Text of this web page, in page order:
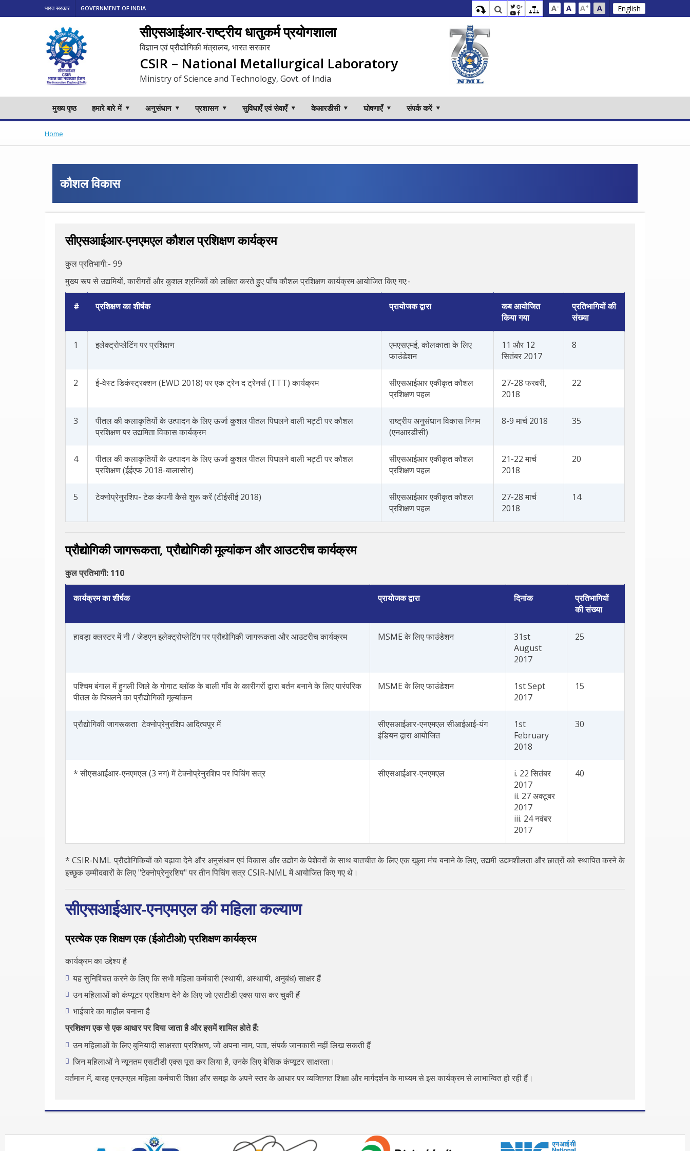
भारत सरकार GOVERNMENT OF INDIA A- A A+ A English
सीएसआईआर-राष्ट्रीय धातुकर्म प्रयोगशाला
विज्ञान एवं प्रौद्योगिकी मंत्रालय, भारत सरकार
CSIR – National Metallurgical Laboratory
Ministry of Science and Technology, Govt. of India
मुख्य पृष्ठ हमारे बारे में अनुसंधान प्रशासन सुविधाएँ एवं सेवाएँ केआरडीसी घोषणाएँ संपर्क करें
Home
कौशल विकास
सीएसआईआर-एनएमएल कौशल प्रशिक्षण कार्यक्रम
कुल प्रतिभागी:- 99
मुख्य रूप से उद्यमियों, कारीगरों और कुशल श्रमिकों को लक्षित करते हुए पाँच कौशल प्रशिक्षण कार्यक्रम आयोजित किए गए:-
# प्रशिक्षण का शीर्षक प्रायोजक द्वारा
कब आयोजित
किया गया
प्रतिभागियों की
संख्या
1 इलेक्ट्रोप्लेटिंग पर प्रशिक्षण
एमएसएमई, कोलकाता के लिए
फाउंडेशन
11 और 12
सितंबर 2017
8
2 ई-वेस्ट डिकंस्ट्रक्शन (EWD 2018) पर एक ट्रेन द ट्रेनर्स (TTT) कार्यक्रम
सीएसआईआर एकीकृत कौशल
प्रशिक्षण पहल
27-28 फरवरी,
2018
22
3
पीतल की कलाकृतियों के उत्पादन के लिए ऊर्जा कुशल पीतल पिघलने वाली भट्टी पर कौशल
प्रशिक्षण पर उद्यमिता विकास कार्यक्रम
राष्ट्रीय अनुसंधान विकास निगम
(एनआरडीसी)
8-9 मार्च 2018 35
4
पीतल की कलाकृतियों के उत्पादन के लिए ऊर्जा कुशल पीतल पिघलने वाली भट्टी पर कौशल
प्रशिक्षण (ईईएफ 2018-बालासोर)
सीएसआईआर एकीकृत कौशल
प्रशिक्षण पहल
21-22 मार्च
2018
20
5 टेक्नोप्रेनुरशिप- टेक कंपनी कैसे शुरू करें (टीईसीई 2018)
सीएसआईआर एकीकृत कौशल
प्रशिक्षण पहल
27-28 मार्च
2018
14
प्रौद्योगिकी जागरूकता, प्रौद्योगिकी मूल्यांकन और आउटरीच कार्यक्रम
कुल प्रतिभागी: 110
कार्यक्रम का शीर्षक प्रायोजक द्वारा दिनांक
प्रतिभागियों
की संख्या
हावड़ा क्लस्टर में नी / जेडएन इलेक्ट्रोप्लेटिंग पर प्रौद्योगिकी जागरूकता और आउटरीच कार्यक्रम MSME के लिए फाउंडेशन
31st
August
2017
25
पश्चिम बंगाल में हुगली जिले के गोगाट ब्लॉक के बाली गाँव के कारीगरों द्वारा बर्तन बनाने के लिए पारंपरिक
पीतल के पिघलने का प्रौद्योगिकी मूल्यांकन
MSME के लिए फाउंडेशन
1st Sept
2017
15
प्रौद्योगिकी जागरूकता टेक्नोप्रेनुरशिप आदित्यपुर में
सीएसआईआर-एनएमएल सीआईआई-यंग
इंडियन द्वारा आयोजित
1st
February
2018
30
* सीएसआईआर-एनएमएल (3 नग) में टेक्नोप्रेनुरशिप पर पिचिंग सत्र सीएसआईआर-एनएमएल
i. 22 सितंबर
2017
ii. 27 अक्टूबर
2017
iii. 24 नवंबर
2017
40
* CSIR-NML प्रौद्योगिकियों को बढ़ावा देने और अनुसंधान एवं विकास और उद्योग के पेशेवरों के साथ बातचीत के लिए एक खुला मंच बनाने के लिए, उद्यमी उद्यमशीलता और छात्रों को स्थापित करने के
इच्छुक उम्मीदवारों के लिए "टेक्नोप्रेनुरशिप" पर तीन पिचिंग सत्र CSIR-NML में आयोजित किए गए थे।
सीएसआईआर-एनएमएल की महिला कल्याण
प्रत्येक एक शिक्षण एक (ईओटीओ) प्रशिक्षण कार्यक्रम
कार्यक्रम का उद्देश्य है
यह सुनिश्चित करने के लिए कि सभी महिला कर्मचारी (स्थायी, अस्थायी, अनुबंध) साक्षर हैं
उन महिलाओं को कंप्यूटर प्रशिक्षण देने के लिए जो एसटीडी एक्स पास कर चुकी हैं
भाईचारे का माहौल बनाना है
प्रशिक्षण एक से एक आधार पर दिया जाता है और इसमें शामिल होते हैं:
उन महिलाओं के लिए बुनियादी साक्षरता प्रशिक्षण, जो अपना नाम, पता, संपर्क जानकारी नहीं लिख सकती हैं
जिन महिलाओं ने न्यूनतम एसटीडी एक्स पूरा कर लिया है, उनके लिए बेसिक कंप्यूटर साक्षरता।
वर्तमान में, बारह एनएमएल महिला कर्मचारी शिक्षा और समझ के अपने स्तर के आधार पर व्यक्तिगत शिक्षा और मार्गदर्शन के माध्यम से इस कार्यक्रम से लाभान्वित हो रही हैं।